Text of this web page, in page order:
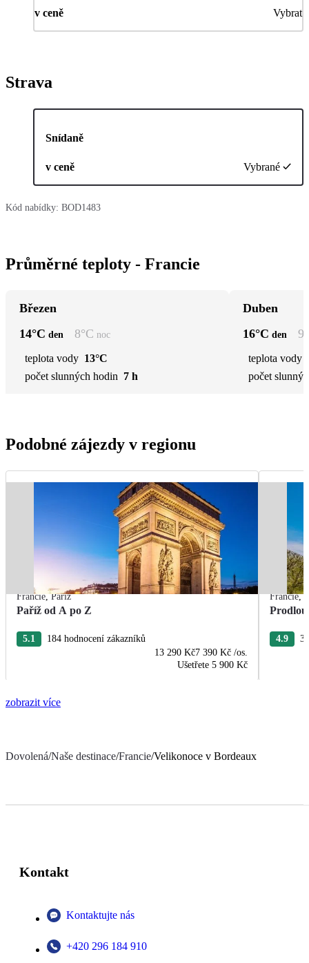
v ceně Vybrat
Strava
Snídaně
v ceně Vybrané
Kód nabídky: BOD1483
Průměrné teploty - Francie
Březen
14°C den 8°C noc
teplota vody 13°C
počet slunných hodin 7 h
Duben
16°C den 9
teplota vody
počet
Podobné zájezdy v regionu
Francie,Paříž
Paříž od A po Z
5.1
184 hodnocení zákazníků
13 290 Kč7 390 Kč /os.
Ušetřete 5 900 Kč
Francie,
4.9
zobrazit více
Dovolená/Naše destinace/Francie/Velikonoce v Bordeaux
Kontakt
Kontaktujte nás
+420 296 184 910